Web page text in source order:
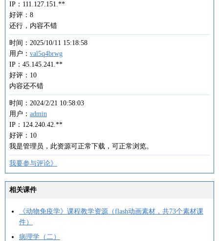
IP：111.127.151.**
好评：8
还行，内容不错
时间：2025/10/11 15:18:58
用户： val5q4brwg
IP：45.145.241.**
好评：10
内容还不错
时间：2024/2/21 10:58:03
用户： admin
IP：124.240.42.**
好评：10
我是管理员，此资源可正常下载，可正常浏览。
我要参与评论》
相关课件
《动物免疫学》课程教学资源（flash动画素材，共73个素材课
件）
病理学（二）